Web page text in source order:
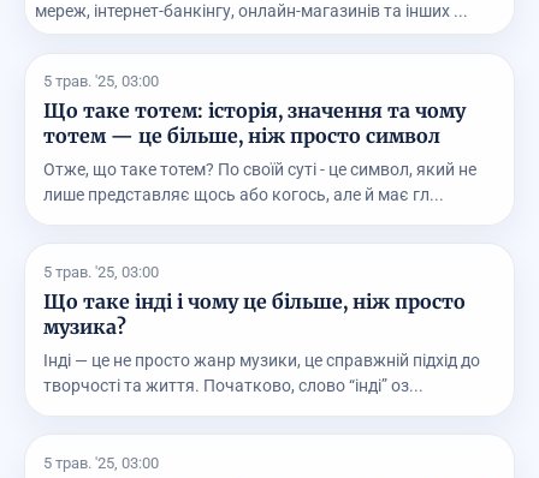
мереж, інтернет-банкінгу, онлайн-магазинів та інших ...
5 трав. '25, 03:00
Що таке тотем: історія, значення та чому
тотем — це більше, ніж просто символ
Отже, що таке тотем? По своїй суті - це символ, який не
лише представляє щось або когось, але й має гл...
5 трав. '25, 03:00
Що таке інді і чому це більше, ніж просто
музика?
Інді — це не просто жанр музики, це справжній підхід до
творчості та життя. Початково, слово “інді” оз...
5 трав. '25, 03:00